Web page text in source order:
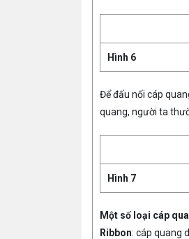
Hình 6
Để đấu nối cáp
quang, người ta
Hình 7
Một số loại cáp
Ribbon: cáp quang